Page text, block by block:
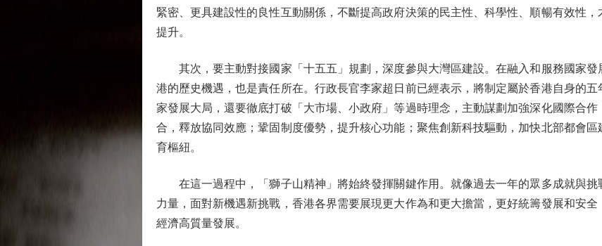
緊密、更具建設性的良性互動關係，不斷提高政府決策的民主性、科學性、順暢有效性
提升。
其次，要主動對接國家「十五五」規劃，深度參與大灣區建設。在融入和服務國家發
港的歷史機遇，也是責任所在。行政長官李家超日前已經表示，將制定屬於香港自身的
家發展大局，還要徹底打破「大市場、小政府」等過時理念，主動謀劃加強深化國際合
合，釋放協同效應；鞏固制度優勢，提升核心功能；聚焦創新科技驅動，加快北部都會
育樞紐。
在這一過程中，「獅子山精神」將始終發揮關鍵作用。就像過去一年的眾多成就與挑
力量，面對新機遇新挑戰，香港各界需要展現更大作為和更大擔當，更好統籌發展和安
經濟高質量發展。